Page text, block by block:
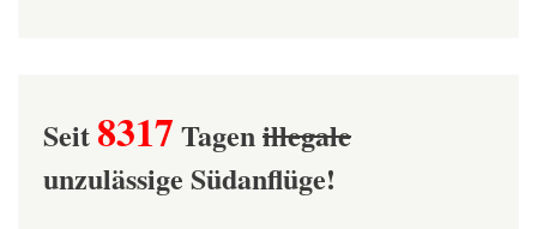
Seit 8317 Tagenillegale
unzulässige Südanflüge!